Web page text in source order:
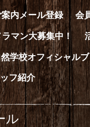
内メール登録 会
マン大募集中！
学校オフィシャル
フ紹介
ル